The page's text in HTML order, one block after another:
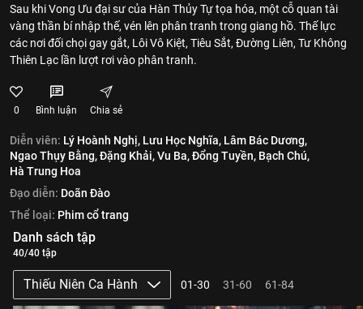
Sau khi Vong Ưu đại sư của Hàn Thủy Tự tọa hóa, một cỗ quan tài
vàng thần bí nhập thế, vén lên phân tranh trong giang hồ. Thế lực
các nơi đối chọi gay gắt, Lôi Vô Kiệt, Tiêu Sắt, Đường Liên, Tư Không
Thiên Lạc lần lượt rơi vào phân tranh.
0 Bình luận Chia sẻ
Diễn viên: Lý Hoành Nghị, Lưu Học Nghĩa, Lâm Bác Dương,
Ngao Thụy Bằng,Đặng Khải,Vu Ba,Đổng Tuyền, Bạch Chú,
Hà Trung Hoa
Đạo diễn: Doãn Đào
Thể loại: Phim cổ trang
Danh sách tập
40/40 tập
Thiếu Niên Ca Hành 01-30 31-60 61-84